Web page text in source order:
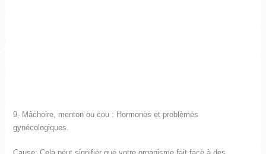
9- Mâchoire, menton ou cou : Hormones et problèmes
gynécologiques.